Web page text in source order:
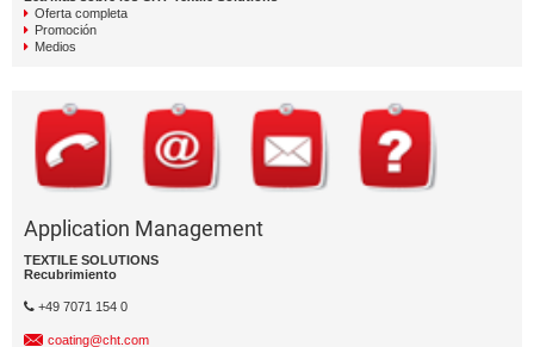
Oferta completa
Promoción
Medios
Application Management
TEXTILE SOLUTIONS
Recubrimiento
+49 7071 154 0
coating@cht.com